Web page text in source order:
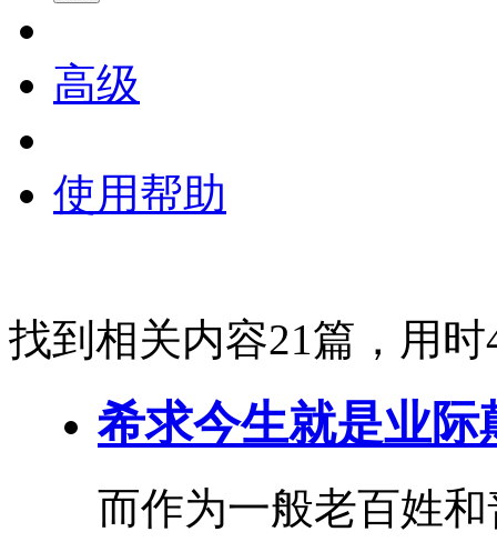
高级
使用帮助
找到相关内容21篇，用时
希求今生就是业际
而作为一般老百姓